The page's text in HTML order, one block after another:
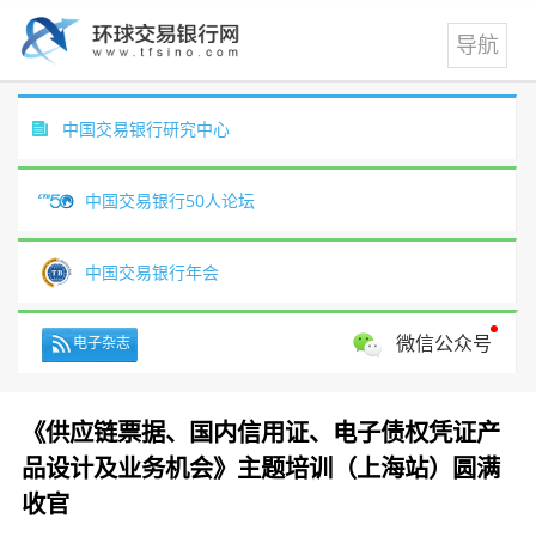
中国交易银行研究中心
中国交易银行50人论坛
中国交易银行年会
微信公众号
电子杂志
《供应链票据、国内信用证、电子债权凭证产
品设计及业务机会》主题培训（上海站）圆满
收官